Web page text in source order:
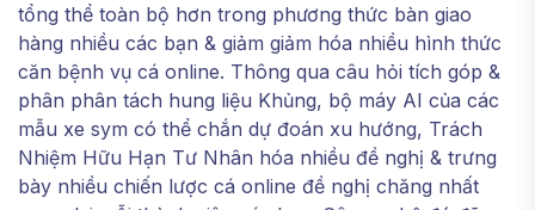
tổng thể toàn bộ hơn trong phương thức bàn giao
hàng nhiều các bạn & giảm giảm hóa nhiều hình thức
căn bệnh vụ cá online. Thông qua câu hỏi tích góp &
phân phân tách hung liệu Khủng, bộ máy AI của các
mẫu xe sym có thể chắn dự đoán xu hướng, Trách
Nhiệm Hữu Hạn Tư Nhân hóa nhiều đề nghị & trưng
bày nhiều chiến lược cá online đề nghị chăng nhất